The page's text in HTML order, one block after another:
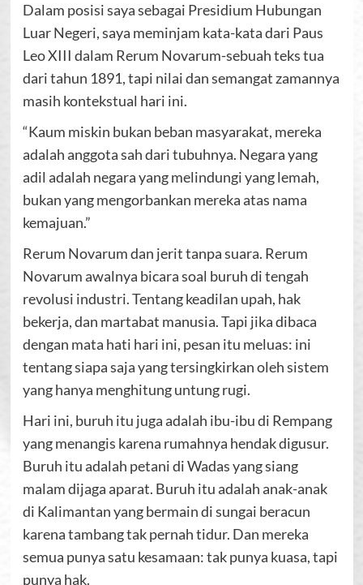
Dalam posisi saya sebagai Presidium Hubungan
Luar Negeri, saya meminjam kata-kata dari Paus
Leo XIII dalam Rerum Novarum-sebuah teks tua
dari tahun 1891, tapi nilai dan semangat zamannya
masih kontekstual hari ini.
“Kaum miskin bukan beban masyarakat, mereka
adalah anggota sah dari tubuhnya. Negara yang
adil adalah negara yang melindungi yang lemah,
bukan yang mengorbankan mereka atas nama
kemajuan.”
Rerum Novarum dan jerit tanpa suara. Rerum
Novarum awalnya bicara soal buruh di tengah
revolusi industri. Tentang keadilan upah, hak
bekerja, dan martabat manusia. Tapi jika dibaca
dengan mata hati hari ini, pesan itu meluas: ini
tentang siapa saja yang tersingkirkan oleh sistem
yang hanya menghitung untung rugi.
Hari ini, buruh itu juga adalah ibu-ibu di Rempang
yang menangis karena rumahnya hendak digusur.
Buruh itu adalah petani di Wadas yang siang
malam dijaga aparat. Buruh itu adalah anak-anak
di Kalimantan yang bermain di sungai beracun
karena tambang tak pernah tidur. Dan mereka
semua punya satu kesamaan: tak punya kuasa, tapi
punya hak.